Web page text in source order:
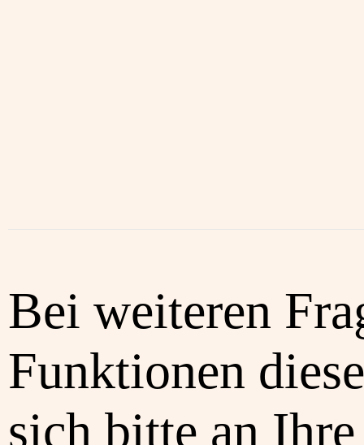
Bei weiteren
Funktionen
sich bitte an